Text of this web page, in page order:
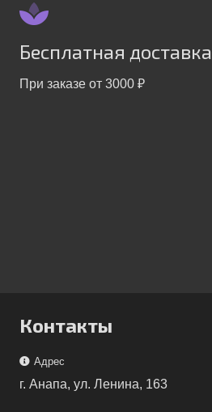
Бесплатная доставка
При заказе от 3000 ₽
Контакты
Адрес
г. Анапа, ул. Ленина, 163